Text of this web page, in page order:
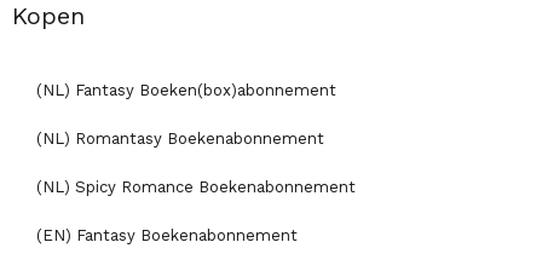
Kopen
(NL) Fantasy Boeken(box)abonnement
(NL) Romantasy Boekenabonnement
(NL) Spicy Romance Boekenabonnement
(EN) Fantasy Boekenabonnement